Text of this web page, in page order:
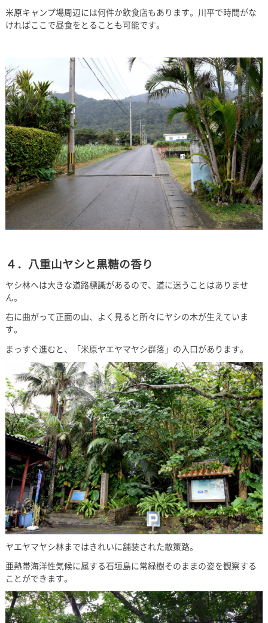
米原キャンプ場周辺には何件か飲食店もあります。川平で時間がな
ければここで昼食をとることも可能です。
４．八重山ヤシと黒糖の香り
ヤシ林へは大きな道路標識があるので、道に迷うことはありませ
ん。
右に曲がって正面の山、よく見ると所々にヤシの木が生えていま
す。
まっすぐ進むと、「米原ヤエヤマヤシ群落」の入口があります。
ヤエヤマヤシ林まではきれいに舗装された散策路。
亜熱帯海洋性気候に属する石垣島に常緑樹そのままの姿を観察する
ことができます。